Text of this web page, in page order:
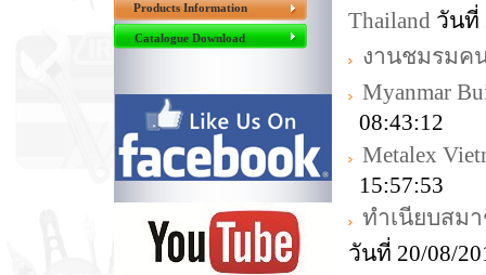
Products Information
Catalogue Download
Thailand วันที่
งานชมรมค
Myanmar
08:43:12
Metalex
15:57:53
ทำเนียบสม
วันที่ 20/08/